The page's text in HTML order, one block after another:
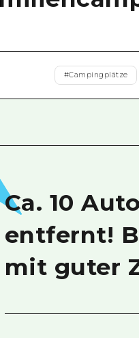
#Campingplätze
Ca. 10
entfernt!
mit guter